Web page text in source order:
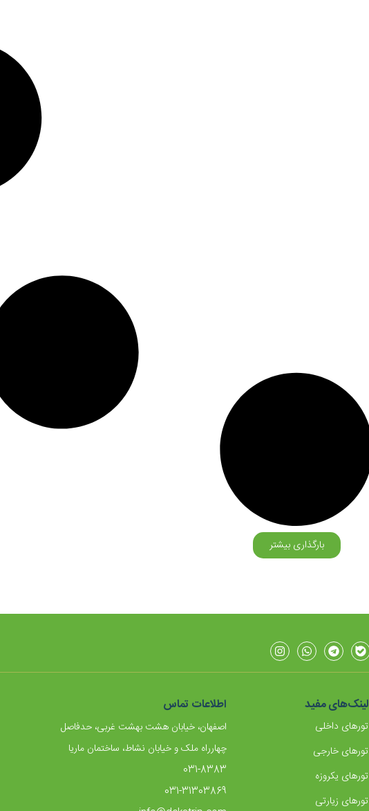
بارگذاری بیشتر
لینک‌های مفید
تورهای داخلی
تورهای خارجی
تورهای یکروزه
تورهای زیارتی
اطلاعات تماس
اصفهان، خیابان هشت بهشت غربی، حدفاصل
چهارراه ملک و خیابان نشاط، ساختمان ماریا
031-8383
031-31303869